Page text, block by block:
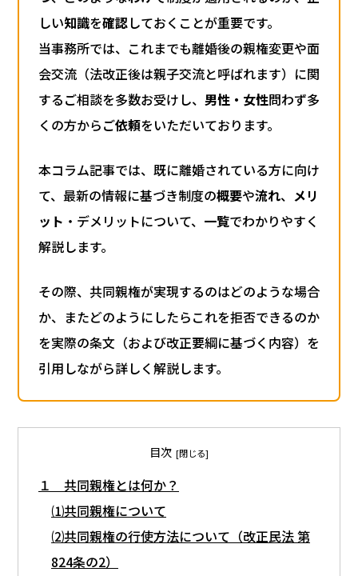
しい知識を確認しておくことが重要です。
当事務所では、これまでも離婚後の親権変更や面
会交流（法改正後は親子交流と呼ばれます）に関
するご相談を多数お受けし、 男性・女性問わず多
くの方からご依頼をいただいております。
本コラム記事では、既に離婚されている方に向け
て、最新の情報に基づき制度の概要や流れ、 メリ
ット ・デメリットについて、 一覧でわかりやすく
解説します。
その際、共同親権が実現するのはどのような場合
か、またどのようにしたらこれを拒否できるのか
を実際の条文（および改正要綱に基づく内容）を
引用しながら詳しく解説します。
目次
１ 共同親権とは何か？
⑴共同親権について
⑵共同親権の行使方法について（改正民法 第
824条の2）